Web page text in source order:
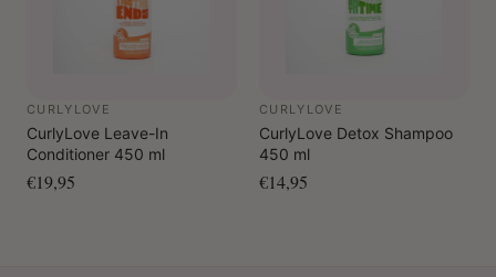
CURLYLOVE
CurlyLove Leave-In
Conditioner 450 ml
€19,95
CURLYLOVE
CurlyLove Detox Shampoo
450 ml
€14,95